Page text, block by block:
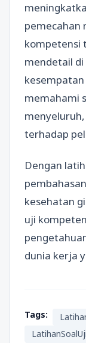
pemecahan
kompetensi
mendetail
memahami
terhadap
Dengan
kesehatan
uji
dunia kerja
Tags: